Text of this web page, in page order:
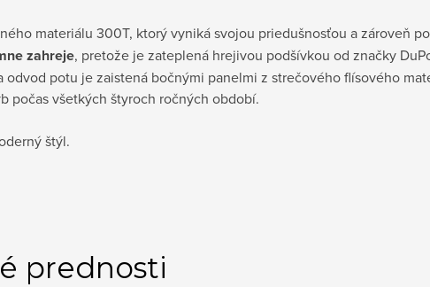
materiálu 300T, ktorý vyniká svojou priedušnosťou a zároveň
zahreje, pretože je zateplená hrejivou podšívkou od značky
potu je zaistená bočnými panelmi z strečového flísového
počas všetkých štyroch ročných období.
štýl.
prednosti